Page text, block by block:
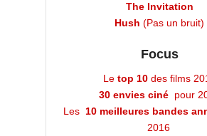
The Invitation
Hush (Pas un bruit)
Focus
Le top 10des films
30 envies ciné pour
Les 10 meilleures bandes
2016